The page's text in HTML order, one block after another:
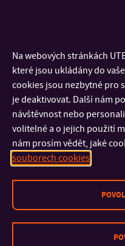
Rok 2021
Rok 2020
KONTAKT
Na webových stránkách
které jsou ukládány do
cookies jsou nezbytné pro
je deaktivovat. Další nám
návštěvnost nebo
volitelné a o jejich použití
nám prosím vědět, jaké
souborech cookies